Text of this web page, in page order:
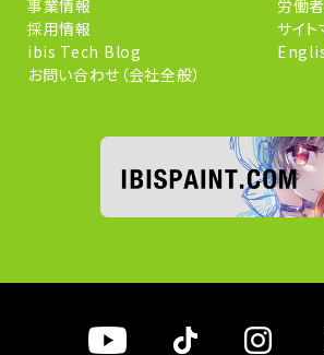
事業情報
採用情報
ibis Tech Blog
お問い合わせ（会社全般）
労働
サイト